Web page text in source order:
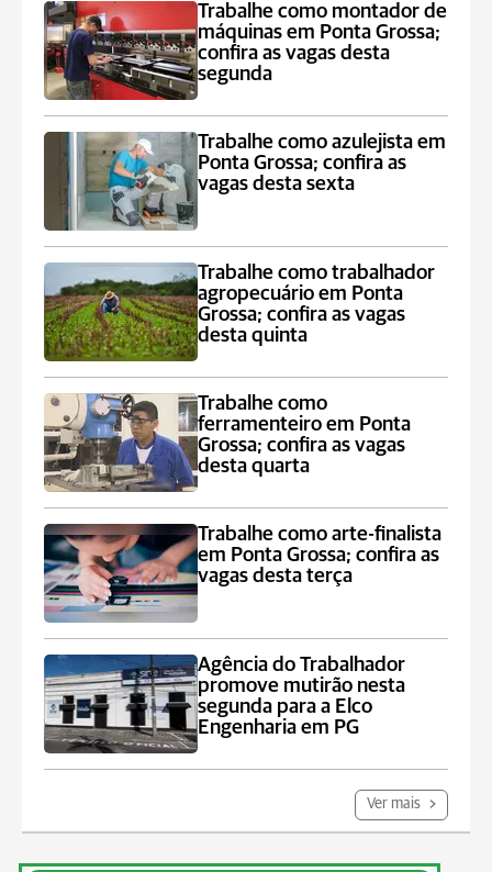
Trabalhe como montador de
máquinas em Ponta Grossa;
confira as vagas desta
segunda
Trabalhe como azulejista em
Ponta Grossa; confira as
vagas desta sexta
Trabalhe como trabalhador
agropecuário em Ponta
Grossa; confira as vagas
desta quinta
Trabalhe como
ferramenteiro em Ponta
Grossa; confira as vagas
desta quarta
Trabalhe como arte-finalista
em Ponta Grossa; confira as
vagas desta terça
Agência do Trabalhador
promove mutirão nesta
segunda para a Elco
Engenharia em PG
Ver mais